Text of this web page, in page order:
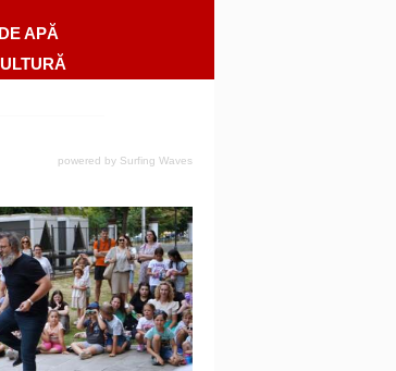
APĂ
powered by Surfing Waves